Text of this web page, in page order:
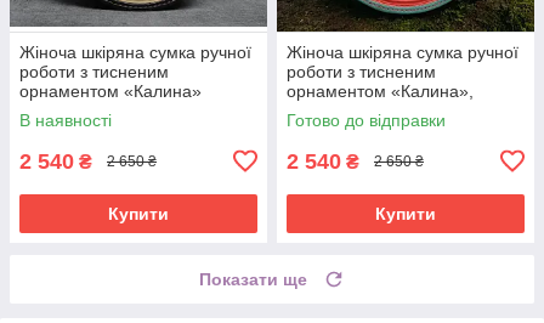
Жіноча шкіряна сумка ручної
роботи з тисненим
орнаментом «Калина»
бежево-чорна сумка з
натуральної шкіри, 20*21*8
В наявності
2 540 ₴ 2 650 ₴
Купити
Жіноча шкіряна сумка ручної
роботи з тисненим
орнаментом «Калина»,
червоно-зелена сумка з
натуральної шкіри, 20*21*8
Готово до відправки
2 540 ₴ 2 650 ₴
Купити
Показати ще